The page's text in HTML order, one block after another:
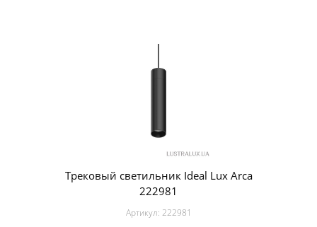
Трековый светильник Ideal Lux Arca
222981
Артикул: 222981